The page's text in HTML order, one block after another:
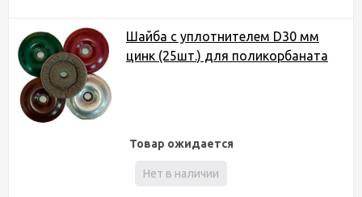
Шайба с уплотнителем D30 мм
цинк (25шт.) для поликорбаната
Товар ожидается
Нет в наличии